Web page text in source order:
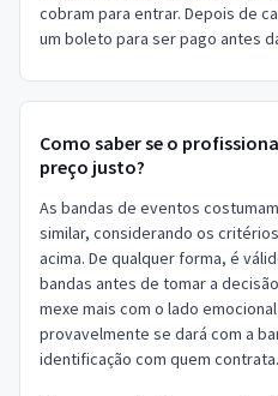
cobram para entrar. Depois de
um boleto para ser pago antes
Como saber se o
preço justo?
As bandas de eventos
similar, considerando os
acima. De qualquer forma, é
bandas antes de tomar a
mexe mais com o lado
provavelmente se dará com a
identificação com quem contrata.